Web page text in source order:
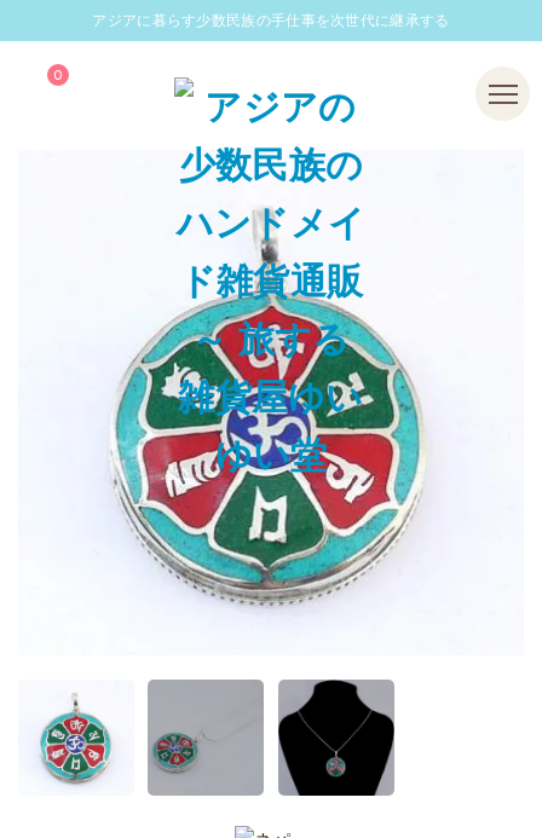
アジアに暮らす少数民族の手仕事を次世代に継承する
0 Menu